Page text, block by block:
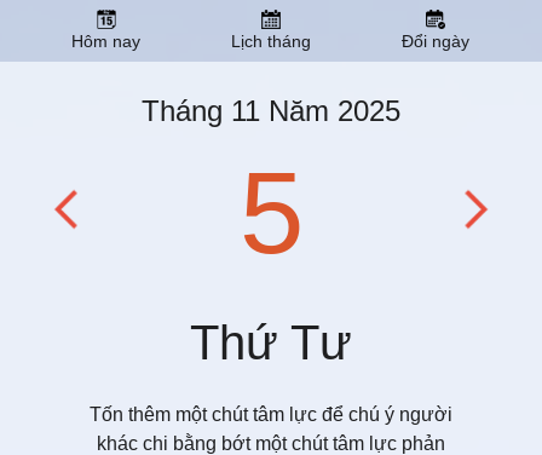
Hôm nay Lịch tháng Đổi ngày
Tháng 11 Năm 2025
5
Thứ Tư
Tốn thêm một chút tâm lực để chú ý người
khác chi bằng bớt một chút tâm lực phản